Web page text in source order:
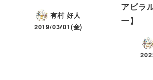
有村 好人
2019/03/01(金)
アビラ
ー】